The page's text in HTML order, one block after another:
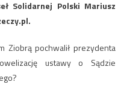
Solidarnej Polski Mariusz
Ziobrą pochwalił prezydenta
ustawy o Sądzie